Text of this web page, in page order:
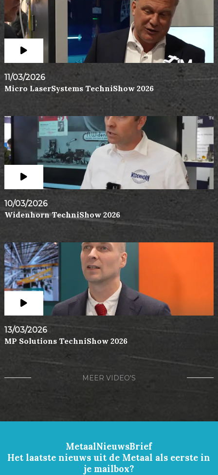
11/03/2026
Micro LaserSystems TechniShow 2026
10/03/2026
Widenhorn TechniShow 2026
13/03/2026
MP Solutions TechniShow 2026
MEER VIDEO'S
MetaalNieuwsBrief
Het laatste nieuws uit de Metaal als eerste in
je mailbox?